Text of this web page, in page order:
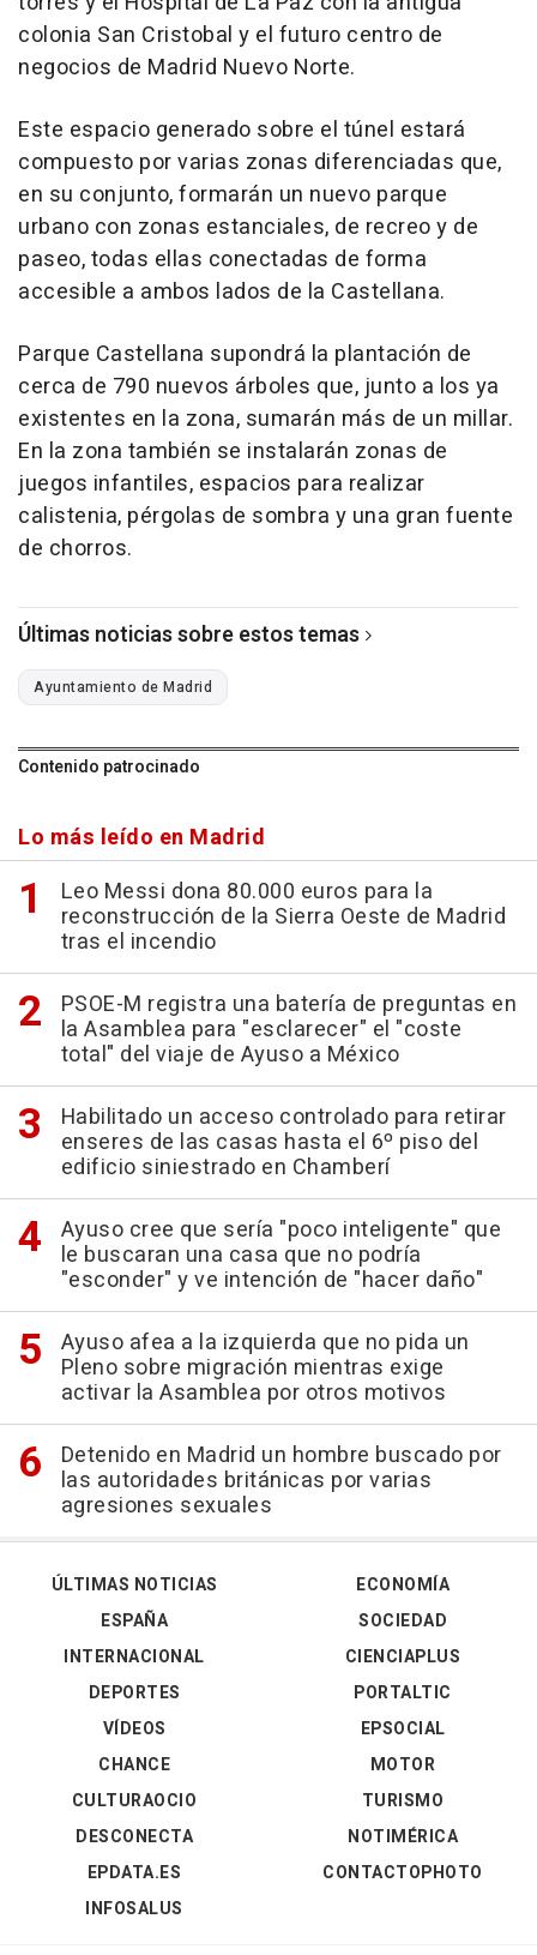
colonia San Cristobal y el futuro centro de
negocios de Madrid Nuevo Norte.
Este espacio generado sobre el túnel estará
compuesto por varias zonas diferenciadas que,
en su conjunto, formarán un nuevo parque
urbano con zonas estanciales, de recreo y de
paseo, todas ellas conectadas de forma
accesible a ambos lados de la Castellana.
Parque Castellana supondrá la plantación de
cerca de 790 nuevos árboles que, junto a los ya
existentes en la zona, sumarán más de un millar.
En la zona también se instalarán zonas de
juegos infantiles, espacios para realizar
calistenia, pérgolas de sombra y una gran fuente
de chorros.
Últimas noticias sobre estos temas
Ayuntamiento de Madrid
Contenido patrocinado
Lo más leído en Madrid
Leo Messi dona 80.000 euros para la
reconstrucción de la Sierra Oeste de Madrid
tras el incendio
PSOE-M registra una batería de preguntas en
la Asamblea para "esclarecer" el "coste
total" del viaje de Ayuso a México
Habilitado un acceso controlado para retirar
enseres de las casas hasta el 6º piso del
edificio siniestrado en Chamberí
Ayuso cree que sería "poco inteligente" que
le buscaran una casa que no podría
"esconder" y ve intención de "hacer daño"
Ayuso afea a la izquierda que no pida un
Pleno sobre migración mientras exige
activar la Asamblea por otros motivos
Detenido en Madrid un hombre buscado por
las autoridades británicas por varias
agresiones sexuales
ÚLTIMAS NOTICIAS
ESPAÑA
INTERNACIONAL
DEPORTES
VÍDEOS
ECONOMÍA
SOCIEDAD
CIENCIAPLUS
PORTALTIC
EPSOCIAL
CHANCE
CULTURAOCIO
DESCONECTA
EPDATA.ES
INFOSALUS
MOTOR
TURISMO
NOTIMÉRICA
CONTACTOPHOTO